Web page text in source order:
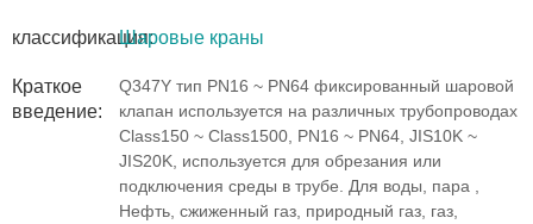
классификация:Шаровые краны
Краткое
введение:
Q347Y тип PN16 ~ PN64 фиксированный шаровой
клапан используется на различных трубопроводах
Class150 ~ Class1500, PN16 ~ PN64, JIS10K ~
JIS20K, используется для обрезания или
подключения среды в трубе. Для воды, пара ,
Нефть, сжиженный газ, природный газ, газ,